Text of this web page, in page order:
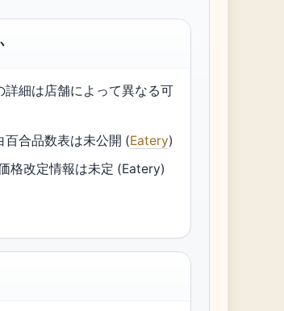
詳細は店舗によって異なる可
百合品数表は未公開 (Eatery)
格改定情報は未定 (Eatery)